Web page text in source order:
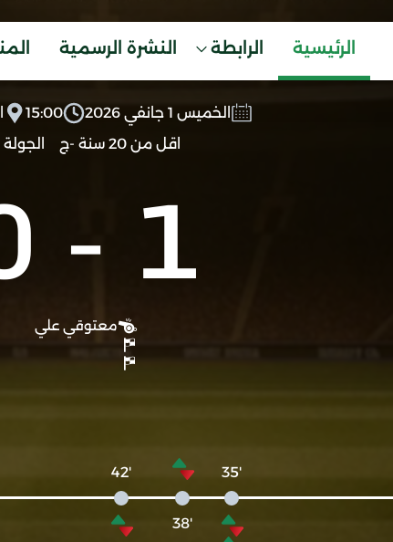
الرئيسية الرابطة النشرة الرسمية
الخميس 1 جانفي 2026 15:00
اقل من 20 سنة -ج
الجولة 7
1
-
معتوقي علي
'35
'38
'42